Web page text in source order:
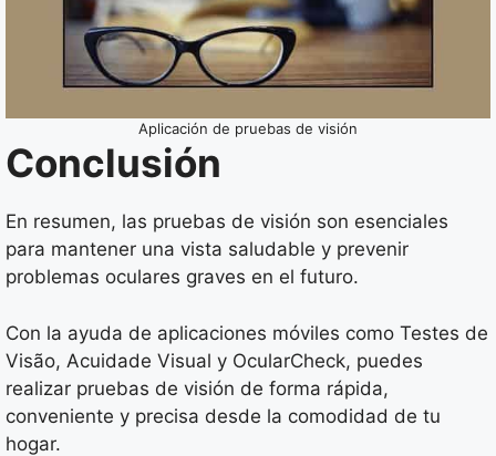
Aplicación de pruebas de visión
Conclusión
En resumen, las pruebas de visión son esenciales
para mantener una vista saludable y prevenir
problemas oculares graves en el futuro.
Con la ayuda de aplicaciones móviles como Testes de
Visão, Acuidade Visual y OcularCheck, puedes
realizar pruebas de visión de forma rápida,
conveniente y precisa desde la comodidad de tu
hogar.